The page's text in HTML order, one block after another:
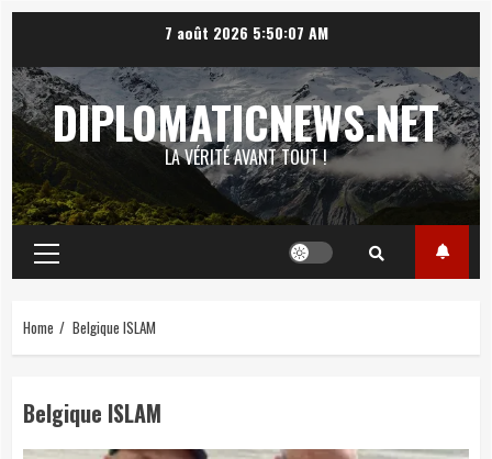
content
7 août 2026 5:50:08 AM
DIPLOMATICNEWS.NET
LA VÉRITÉ AVANT TOUT !
Primary
Menu
Home Belgique ISLAM
Belgique ISLAM